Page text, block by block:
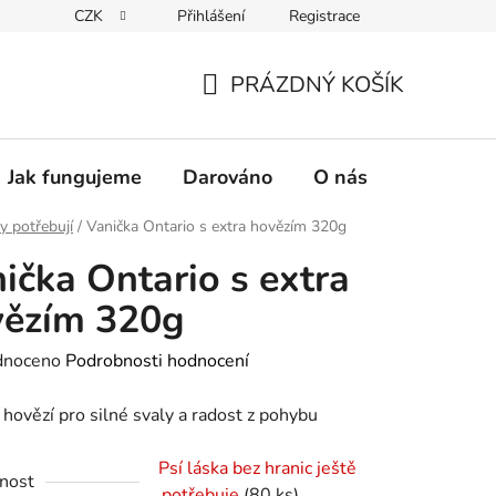
CZK Přihlášení Registrace
KOŠÍK
PRÁZDNÝ KOŠÍK
Jak fungujeme Darováno O nás
potřebují / Vanička Ontario s extra hovězím 320g
Ontario s extra
320g
Podrobnosti hodnocení
pro silné svaly a radost z pohybu
Psí láska bez hranic ještě